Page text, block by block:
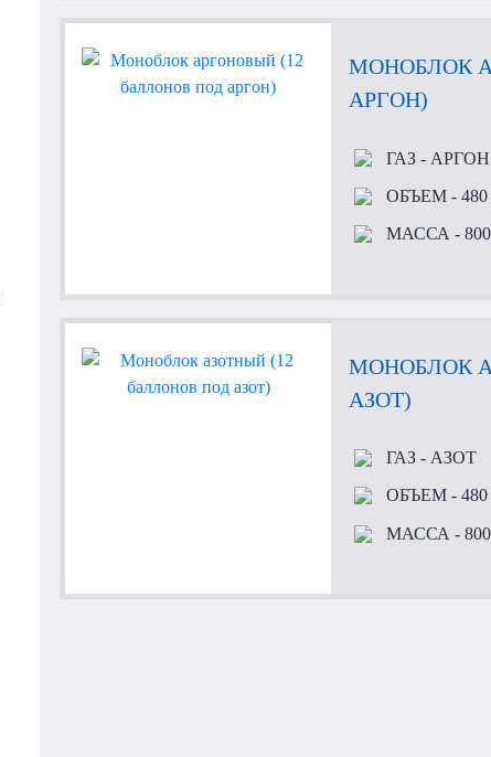
МОНОБЛОК
АРГОН)
ГАЗ- АРГОН
ОБЪЕМ-
МАССА -
МОНОБЛОК
АЗОТ)
ГАЗ- АЗОТ
ОБЪЕМ-
МАССА -